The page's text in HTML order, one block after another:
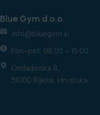
Blue Gym d.o.o.
info@bluegym.si
Pon-pet: 08:00 - 15:00
Omladinska 8,
51000 Rijeka, Hrvatska